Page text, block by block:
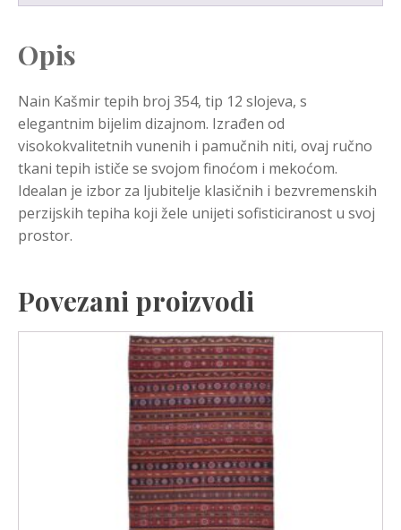
Opis
Nain Kašmir tepih broj 354, tip 12 slojeva, s
elegantnim bijelim dizajnom. Izrađen od
visokokvalitetnih vunenih i pamučnih niti, ovaj ručno
tkani tepih ističe se svojom finoćom i mekoćom.
Idealan je izbor za ljubitelje klasičnih i bezvremenskih
perzijskih tepiha koji žele unijeti sofisticiranost u svoj
prostor.
Povezani proizvodi